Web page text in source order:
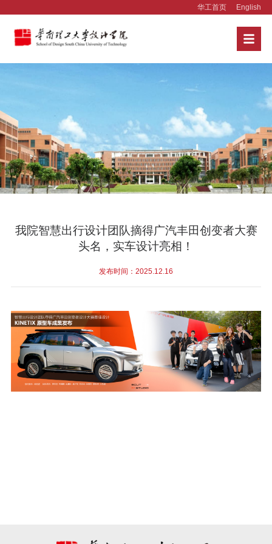
华工首页 English
我院智慧出行设计团队摘得广汽丰田创变者大赛
头名，实车设计亮相！
发布时间：2025.12.16